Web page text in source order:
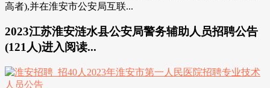
高者),并在淮安市公安局互联...
2023江苏淮安涟水县公安局警务辅助人员招聘公告
(121人)进入阅读...